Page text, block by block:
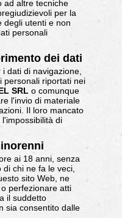
ad altre tecniche
per la
degli utenti e non
personali
dei dati
dati di navigazione,
personali riportati nei
SRL o comunque
l'invio di materiale
Il loro mancato
di
ai 18 anni, senza
chi ne fa le veci,
sito Web, ne
perfezionare atti
il suddetto
sia consentito dalle